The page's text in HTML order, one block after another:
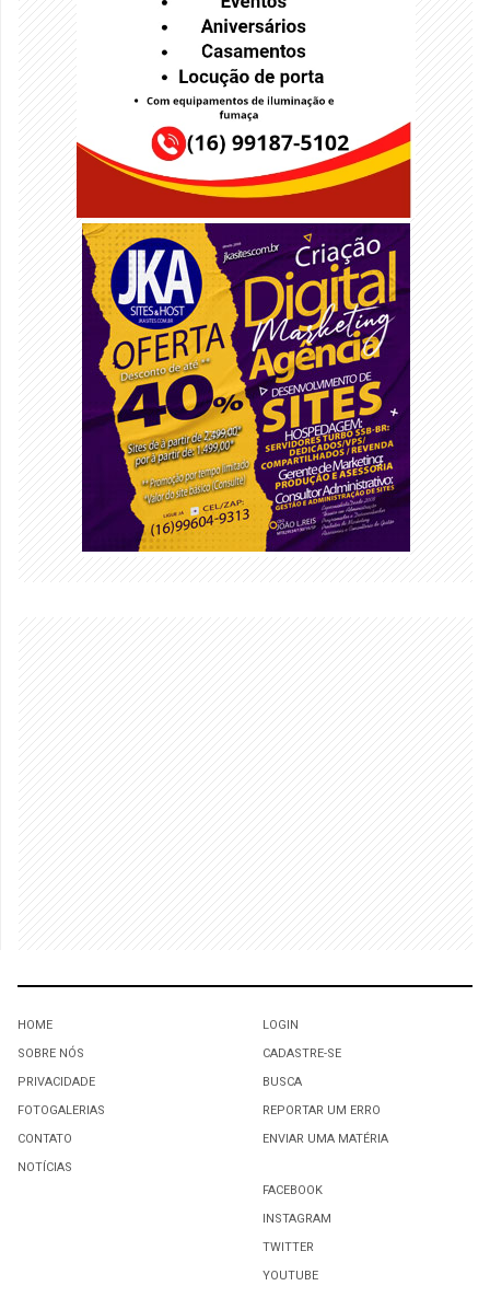
HOME
SOBRE NÓS
PRIVACIDADE
FOTOGALERIAS
CONTATO
NOTÍCIAS
LOGIN
CADASTRE-SE
BUSCA
REPORTAR UM ERRO
ENVIAR UMA MATÉRIA
FACEBOOK
INSTAGRAM
TWITTER
YOUTUBE